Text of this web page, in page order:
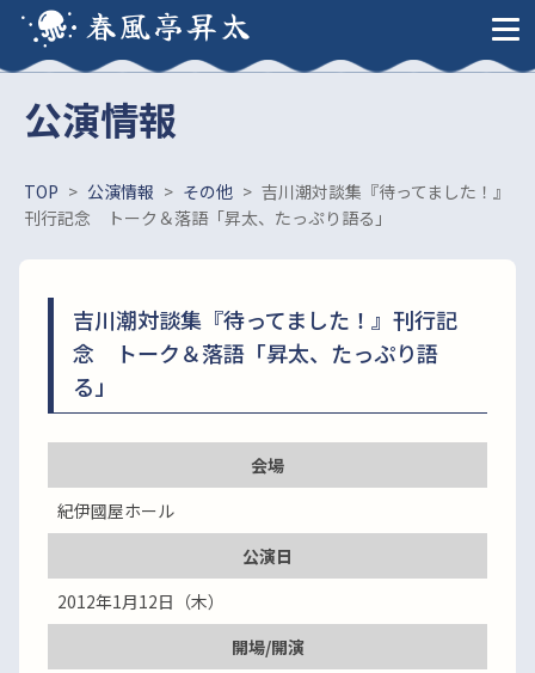
春風亭昇太
公演情報
TOP > 公演情報 > その他 > 吉川潮対談集『待ってました！』
刊行記念 トーク＆落語「昇太、たっぷり語る」
吉川潮対談集『待ってました！』刊行記
念 トーク＆落語「昇太、たっぷり語
る」
会場
紀伊國屋ホール
公演日
2012年1月12日（木）
開場/開演